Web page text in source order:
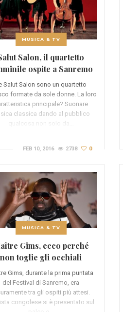
MUSICA & TV
Salon, il quartetto
ospite a Sanremo
(VIDEO)
Salut Salon sono un quartetto
formate da sole donne. La loro
principale? Suonare
classica dando al pubblico
FEB 10, 2016 2738 0
MUSICA & TV
Gims, ecco perché
non toglie gli occhiali
Gims, durante la prima puntata
del Festival di Sanremo, era
tra gli ospiti più attesi.
congolese si è presentato sul